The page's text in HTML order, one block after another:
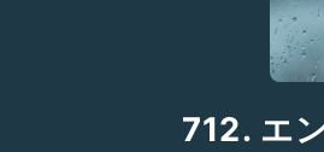
712. エ